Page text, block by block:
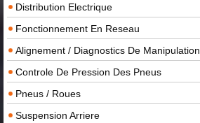
Distribution Electrique
Fonctionnement En Reseau
Alignement / Diagnostics De Manipulation
Controle De Pression Des Pneus
Pneus / Roues
Suspension Arriere